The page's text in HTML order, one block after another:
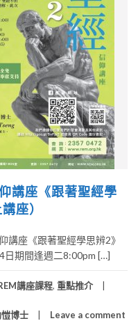
講座《跟著聖經學
座）
講座《跟著聖經學思辨2》
日期間逢週二8:00pm […]
講座課程, 重點推介
博士 Leave a comment